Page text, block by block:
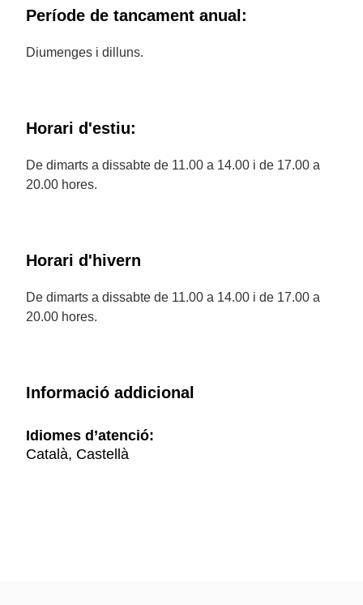
Període de tancament anual:
Diumenges i dilluns.
Horari d'estiu:
De dimarts a dissabte de 11.00 a 14.00 i de 17.00 a
20.00 hores.
Horari d'hivern
De dimarts a dissabte de 11.00 a 14.00 i de 17.00 a
20.00 hores.
Informació addicional
Idiomes d’atenció:
Català, Castellà